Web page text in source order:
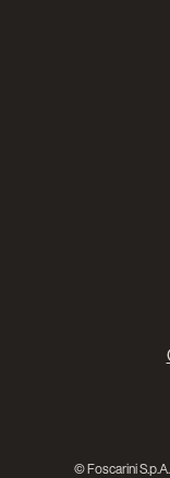
© Foscarini